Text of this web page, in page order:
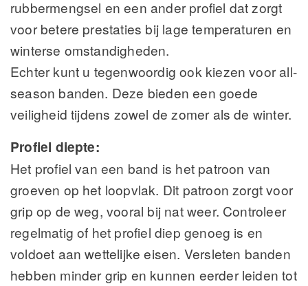
rubbermengsel en een ander profiel dat zorgt
voor betere prestaties bij lage temperaturen en
winterse omstandigheden.
Echter kunt u tegenwoordig ook kiezen voor all-
season banden. Deze bieden een goede
veiligheid tijdens zowel de zomer als de winter.
Profiel diepte:
Het profiel van een band is het patroon van
groeven op het loopvlak. Dit patroon zorgt voor
grip op de weg, vooral bij nat weer. Controleer
regelmatig of het profiel diep genoeg is en
voldoet aan wettelijke eisen. Versleten banden
hebben minder grip en kunnen eerder leiden tot